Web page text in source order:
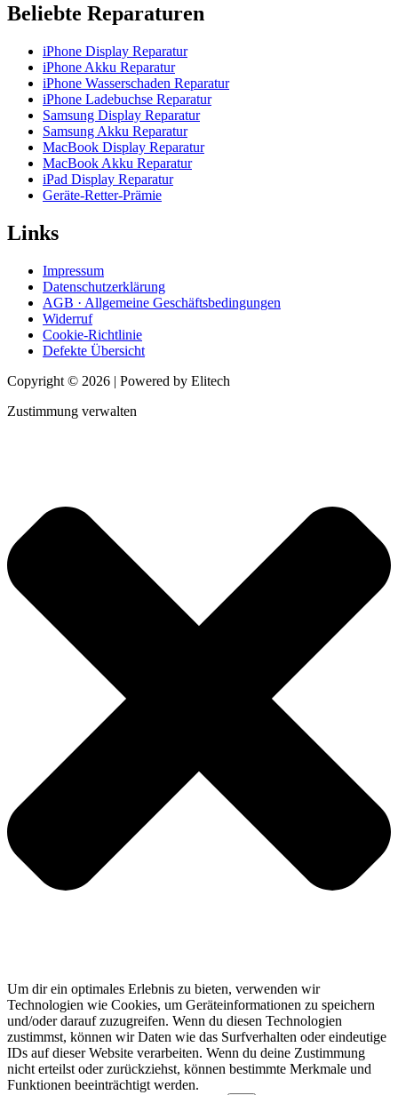
Beliebte Reparaturen
iPhone Display Reparatur
iPhone Akku Reparatur
iPhone Wasserschaden Reparatur
iPhone Ladebuchse Reparatur
Samsung Display Reparatur
Samsung Akku Reparatur
MacBook Display Reparatur
MacBook Akku Reparatur
iPad Display Reparatur
Geräte-Retter-Prämie
Links
Impressum
Datenschutzerklärung
AGB · Allgemeine Geschäftsbedingungen
Widerruf
Cookie-Richtlinie
Defekte Übersicht
Copyright © 2026 | Powered by Elitech
Zustimmung verwalten
Um dir ein optimales Erlebnis zu bieten, verwenden wir
Technologien wie Cookies, um Geräteinformationen zu speichern
und/oder darauf zuzugreifen. Wenn du diesen Technologien
zustimmst, können wir Daten wie das Surfverhalten oder eindeutige
IDs auf dieser Website verarbeiten. Wenn du deine Zustimmung
nicht erteilst oder zurückziehst, können bestimmte Merkmale und
Funktionen beeinträchtigt werden.